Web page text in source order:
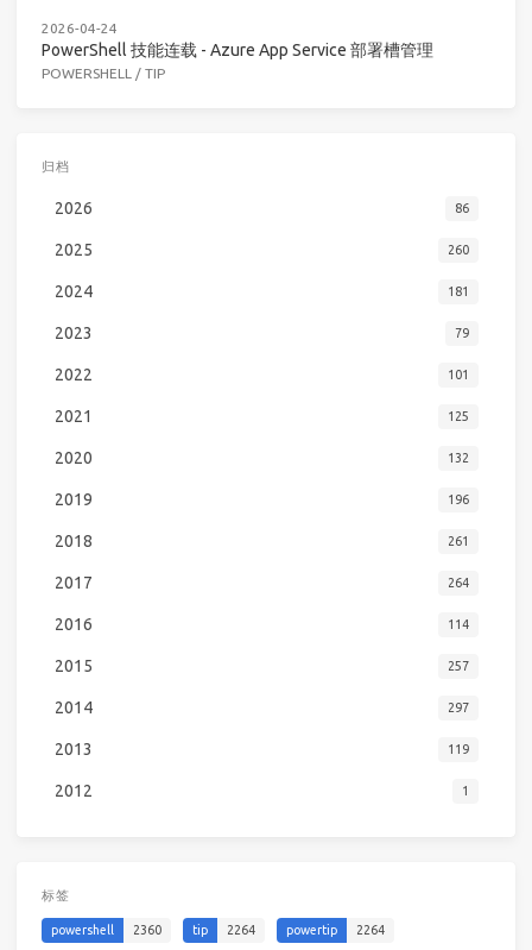
2026-04-24
PowerShell 技能连载 - Azure App Service 部署槽管理
POWERSHELL / TIP
归档
2026 86
2025 260
2024 181
2023 79
2022 101
2021 125
2020 132
2019 196
2018 261
2017 264
2016 114
2015 257
2014 297
2013 119
2012 1
标签
powershell 2360 tip 2264 powertip 2264